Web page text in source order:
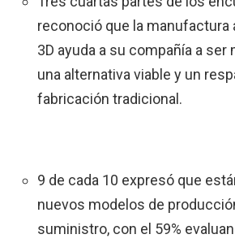
reconoció que la
3D ayuda a su compañía a ser
una alternativa viable y un
fabricación tradicional.
9 de cada 10 expresó que
nuevos modelos de
suministro, con el 59%